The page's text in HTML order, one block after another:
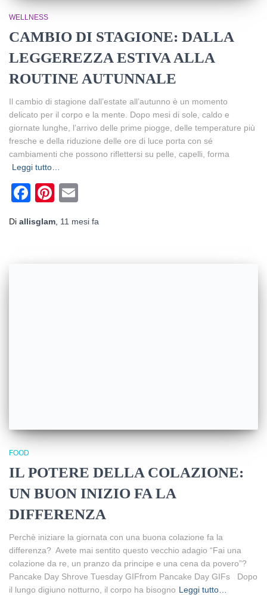
WELLNESS
CAMBIO DI STAGIONE: DALLA
LEGGEREZZA ESTIVA ALLA
ROUTINE AUTUNNALE
Il cambio di stagione dall’estate all’autunno è un momento
delicato per il corpo e la mente. Dopo mesi di sole, caldo e
giornate lunghe, l’arrivo delle prime piogge, delle temperature più
fresche e della riduzione delle ore di luce porta con sé
cambiamenti che possono riflettersi su pelle, capelli, forma
Leggi tutto…
Facebook
Pinterest
Di allisglam 11 mesi fa
FOOD
IL POTERE DELLA COLAZIONE:
UN BUON INIZIO FA LA
DIFFERENZA
Perchè iniziare la giornata con una buona colazione fa la
differenza? Avete mai sentito questo vecchio adagio “Fai una
colazione da re, un pranzo da principe e una cena da povero”?
Pancake Day Shrove Tuesday GIFfrom Pancake Day GIFs Dopo
il lungo digiuno notturno, il corpo ha bisogno Leggi tutto…